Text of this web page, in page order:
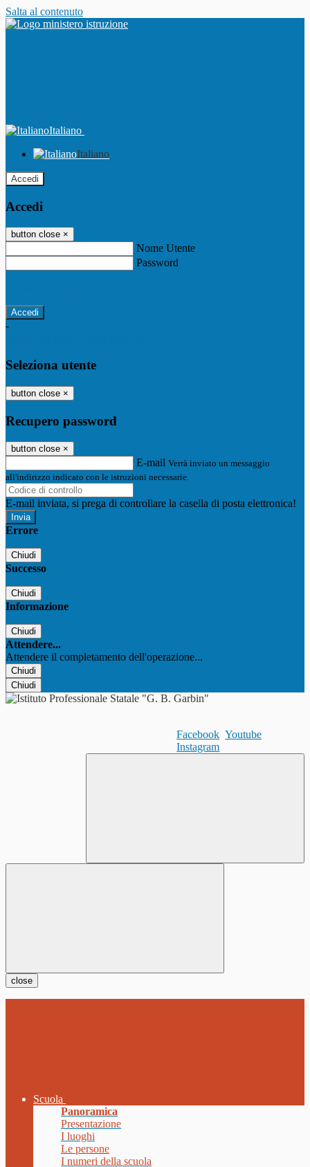
Salta al contenuto
Italiano
Italiano
Accedi
Accedi
button close ×
Nome Utente
Password
-
Seleziona utente
button close ×
Recupero password
button close ×
E-mail Verrà inviato un messaggio
all'indirizzo indicato con le istruzioni necessarie.
E-mail inviata, si prega di controllare la casella di posta elettronica!
Errore
Chiudi
Successo
Chiudi
Informazione
Chiudi
Attendere...
Attendere il completamento dell'operazione...
Chiudi
Chiudi
Facebook Youtube
Instagram
close
Scuola
Panoramica
Presentazione
I luoghi
Le persone
I numeri della scuola